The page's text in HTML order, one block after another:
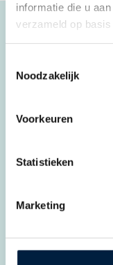
informatie die u
verzameld op
Noodzakelijk
Voorkeuren
Statistieken
Marketing